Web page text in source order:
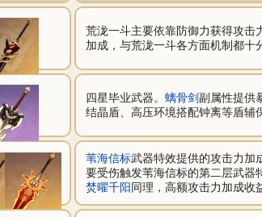
荒泷一斗主要依靠防御力获得攻击
加成，与荒泷一斗各方面机制都十
四星毕业武器。 螭骨剑副属性提供
结晶盾、高压环境搭配钟离等盾辅
苇海信标武器特效提供的攻击力加
要受伤触发苇海信标的第二层武器
焚曜千阳同理，高额攻击力加成收